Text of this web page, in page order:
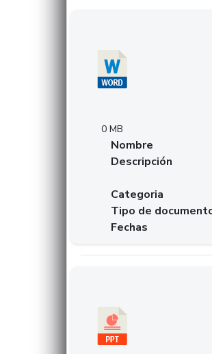
0 MB
Nombre
Descripción
Categoria
Tipo de
Fechas